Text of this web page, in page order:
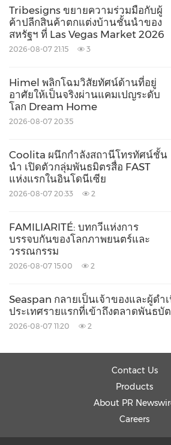
Tribesigns ขยายความร่วมมือกับผู้
ค้าปลีกสินค้าตกแต่งบ้านชั้นนำของ
สหรัฐฯ ที่ Las Vegas Market 2026
2026-08-07 21:15 3
Himel พลิกโฉมวิสัยทัศน์ด้านที่อยู่
อาศัยให้เป็นจริงผ่านแคมเปญระดับ
โลก Dream Home
2026-08-07 20:35
Coolita ผนึกกำลังสถานีโทรทัศน์ชั้น
นำ เปิดตัวกลุ่มพันธมิตรสื่อ FAST
แห่งแรกในอินโดนีเซีย
2026-08-07 20:33 2
FAMILIARITÉ: บทกวีแห่งการ
บรรจบกันของโลกภาพยนตร์และ
วรรณกรรม
2026-08-07 15:00 2
Seaspan กลายเป็นเจ้าของและผู้ดำ
ประเทศรายแรกที่เข้าถึงตลาดพันธ
2026-08-07 11:20 2
Contact Us
Products
About PR
Careers